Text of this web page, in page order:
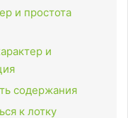
и простота
и
содержания
к лотку